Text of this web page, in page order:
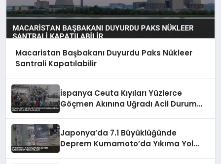
Macaristan Başbakanı Duyurdu Paks Nükleer
Santrali Kapatılabilir
İspanya Ceuta Kıyıları Yüzlerce
Göçmen Akınına Uğradı Acil Durum
Japonya’da 7.1 Büyüklüğünde
Deprem Kumamoto’da Yıkıma Yol